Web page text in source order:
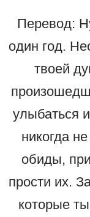
Перевод:
один год.
твоей
улыбаться
никогда
обиды,
прости их.
которые